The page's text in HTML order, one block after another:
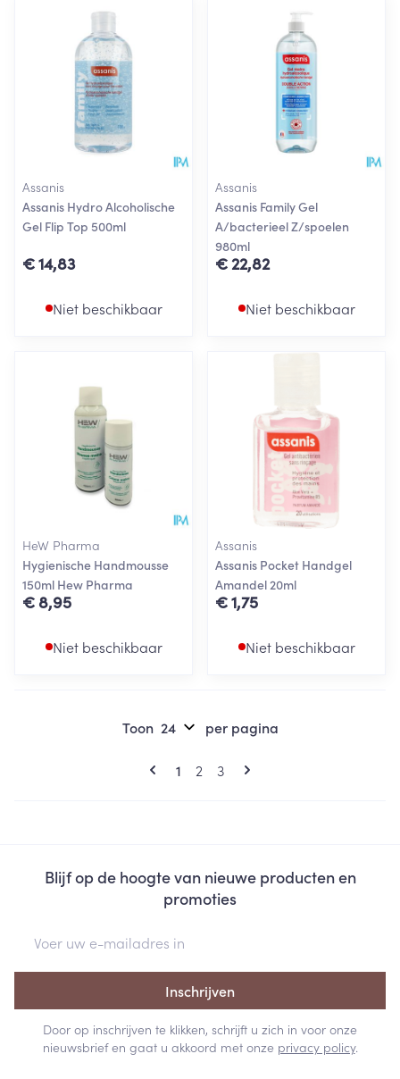
Assanis
Assanis Hydro Alcoholische
Gel Flip Top 500ml
€ 14,83
Niet beschikbaar
Assanis
Assanis Family Gel
A/bacterieel Z/spoelen
980ml
€ 22,82
Niet beschikbaar
HeW Pharma
Hygienische Handmousse
150ml Hew Pharma
€ 8,95
Niet beschikbaar
Assanis
Assanis Pocket Handgel
Amandel 20ml
€ 1,75
Niet beschikbaar
Pagina's
U lees momenteel pagina
1 Pagina
2 Pagina
3
Toon per pagina
Blijf op de hoogte van nieuwe producten en
promoties
Inschrijven
Door op inschrijven te klikken, schrijft u zich in voor onze
nieuwsbrief en gaat u akkoord met onze privacy policy.